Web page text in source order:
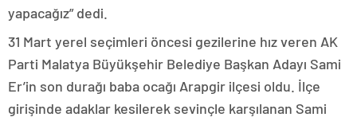
yapacağız” dedi.
31 Mart yerel seçimleri öncesi gezilerine hız veren AK
Parti Malatya Büyükşehir Belediye Başkan Adayı Sami
Er’in son durağı baba ocağı Arapgir ilçesi oldu. İlçe
girişinde adaklar kesilerek sevinçle karşılanan Sami